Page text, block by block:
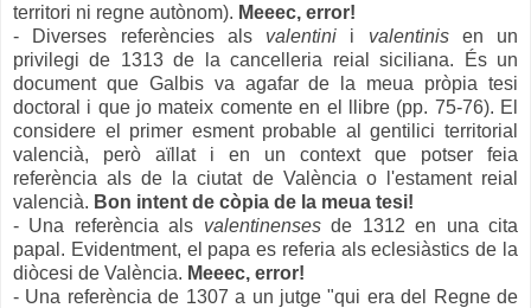
territori ni regne autònom). Meeec, error!
- Diverses referències als valentini i valentinis en un
privilegi de 1313 de la cancelleria reial siciliana. És un
document que Galbis va agafar de la meua pròpia tesi
doctoral i que jo mateix comente en el llibre (pp. 75-76). El
considere el primer esment probable al gentilici territorial
valencià, però aïllat i en un context que potser feia
referència als de la ciutat de València o l'estament reial
valencià. Bon intent de còpia de la meua tesi!
- Una referència als valentinenses de 1312 en una cita
papal. Evidentment, el papa es referia als eclesiàstics de la
diòcesi de València. Meeec, error!
- Una referència de 1307 a un jutge "qui era del Regne de